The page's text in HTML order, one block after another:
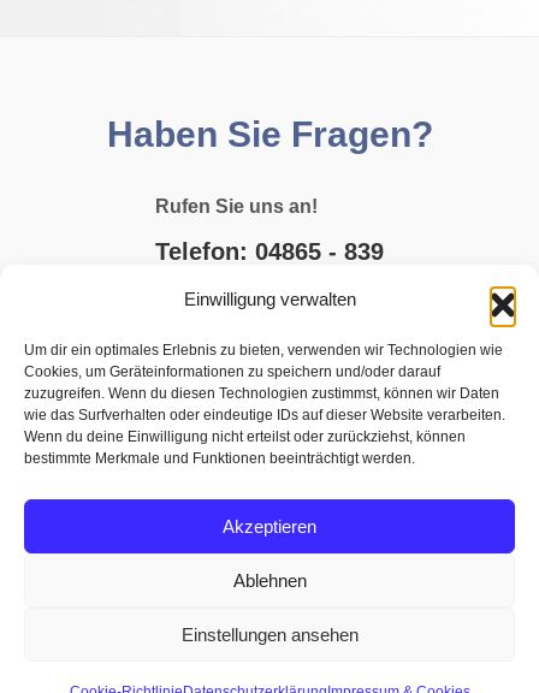
Einwilligung verwalten
Um dir ein optimales Erlebnis zu bieten, verwenden wir Technologien wie
Cookies, um Geräteinformationen zu speichern und/oder darauf
zuzugreifen. Wenn du diesen Technologien zustimmst, können wir Daten
wie das Surfverhalten oder eindeutige IDs auf dieser Website verarbeiten.
Wenn du deine Einwilligung nicht erteilst oder zurückziehst, können
bestimmte Merkmale und Funktionen beeinträchtigt werden.
Akzeptieren
Ablehnen
Einstellungen ansehen
Haben Sie Fragen?
Rufen Sie uns an!
Telefon: 04865 - 839
JETZT BUCHEN